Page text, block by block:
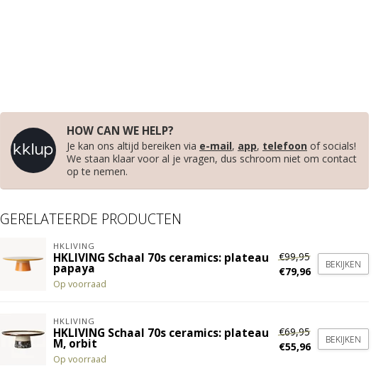
HOW CAN WE HELP?
Je kan ons altijd bereiken via e-mail, app, telefoon of socials!
We staan klaar voor al je vragen, dus schroom niet om contact
op te nemen.
GERELATEERDE PRODUCTEN
HKLIVING
HKLIVING Schaal 70s ceramics: plateau
papaya
Op voorraad
€99,95
€79,96
BEKIJKEN
HKLIVING
HKLIVING Schaal 70s ceramics: plateau
M, orbit
Op voorraad
€69,95
€55,96
BEKIJKEN